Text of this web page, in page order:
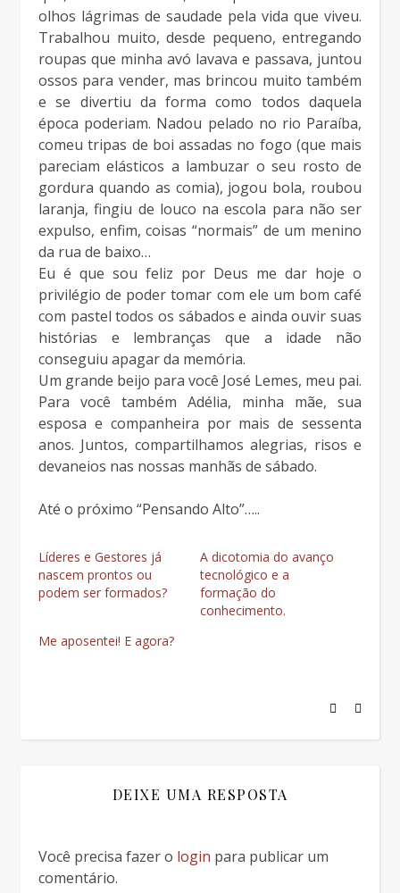
olhos lágrimas de saudade pela vida que viveu.
Trabalhou muito, desde pequeno, entregando
roupas que minha avó lavava e passava, juntou
ossos para vender, mas brincou muito também
e se divertiu da forma como todos daquela
época poderiam. Nadou pelado no rio Paraíba,
comeu tripas de boi assadas no fogo (que mais
pareciam elásticos a lambuzar o seu rosto de
gordura quando as comia), jogou bola, roubou
laranja, fingiu de louco na escola para não ser
expulso, enfim, coisas “normais” de um menino
da rua de baixo…
Eu é que sou feliz por Deus me dar hoje o
privilégio de poder tomar com ele um bom café
com pastel todos os sábados e ainda ouvir suas
histórias e lembranças que a idade não
conseguiu apagar da memória.
Um grande beijo para você José Lemes, meu pai.
Para você também Adélia, minha mãe, sua
esposa e companheira por mais de sessenta
anos. Juntos, compartilhamos alegrias, risos e
devaneios nas nossas manhãs de sábado.
Até o próximo “Pensando Alto”…..
Líderes e Gestores já
nascem prontos ou
podem ser formados?
A dicotomia do avanço
tecnológico e a
formação do
conhecimento.
Me aposentei! E agora?
DEIXE UMA RESPOSTA
Você precisa fazer o login para publicar um
comentário.